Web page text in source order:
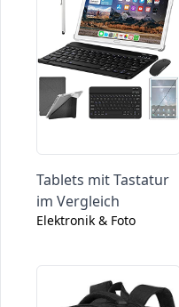
Tablets mit Tastatur
im Vergleich
Elektronik & Foto